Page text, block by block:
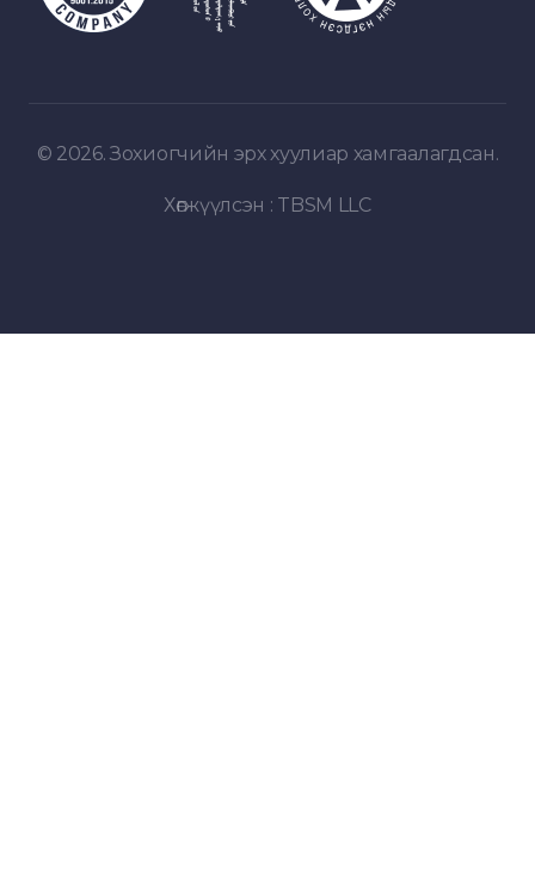
© 2026. Зохиогчийн эрх хуулиар хамгаалагдсан.
Хөгжүүлсэн : TBSM LLC